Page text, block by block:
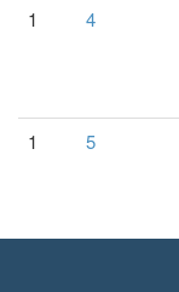
1 4
1 5